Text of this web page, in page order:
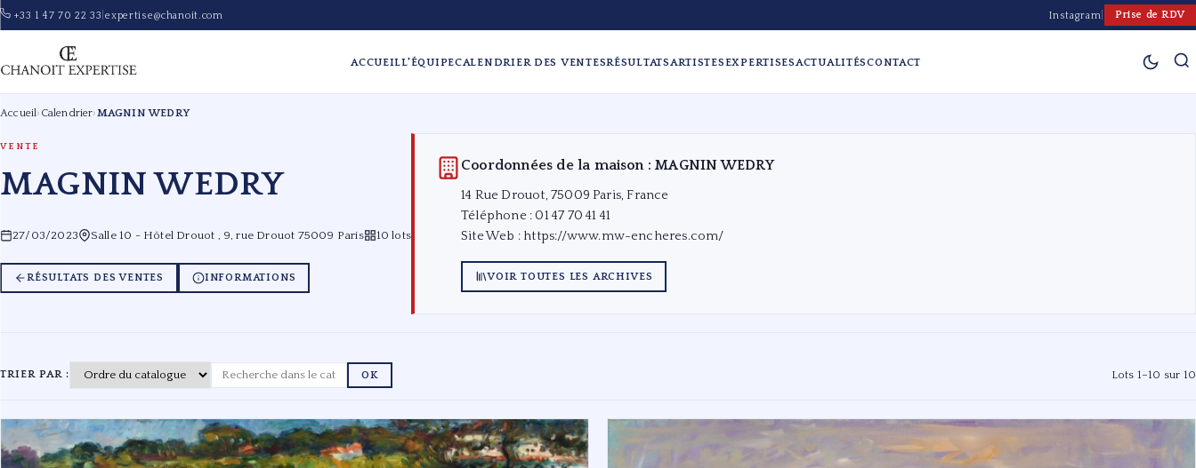
+33 1 47 70 22 33 |expertise@chanoit.com Instagram Prise de RDV
ACCUEILL'ÉQUIPECALENDRIER DES VENTESRÉSULTATSARTISTESEXPERTISESACTUALITÉSCONTACT
Accueil› Calendrier›MAGNIN WEDRY
VENTE
MAGNIN WEDRY
27/03/2023 Salle 10 - Hôtel Drouot , 9, rue Drouot 75009 Paris 10 lots
RÉSULTATS DES VENTES INFORMATIONS
Coordonnées de la maison : MAGNIN WEDRY
14 Rue Drouot, 75009 Paris, France
Téléphone : 01 47 70 41 41
Site Web : https://www.mw-encheres.com/
VOIR TOUTES LES ARCHIVES
TRIER PAR : OK Lots 1–10 sur 10